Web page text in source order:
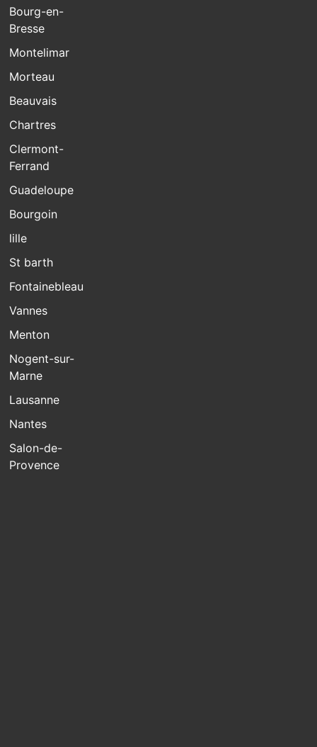
Bourg-en-
Bresse
Montelimar
Morteau
Beauvais
Chartres
Clermont-
Ferrand
Guadeloupe
Bourgoin
lille
St barth
Fontainebleau
Vannes
Menton
Nogent-sur-
Marne
Lausanne
Nantes
Salon-de-
Provence